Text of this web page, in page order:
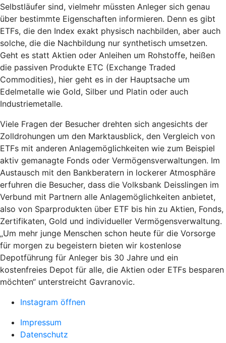
Selbstläufer sind, vielmehr müssten Anleger sich genau
über bestimmte Eigenschaften informieren. Denn es gibt
ETFs, die den Index exakt physisch nachbilden, aber auch
solche, die die Nachbildung nur synthetisch umsetzen.
Geht es statt Aktien oder Anleihen um Rohstoffe, heißen
die passiven Produkte ETC (Exchange Traded
Commodities), hier geht es in der Hauptsache um
Edelmetalle wie Gold, Silber und Platin oder auch
Industriemetalle.
Viele Fragen der Besucher drehten sich angesichts der
Zolldrohungen um den Marktausblick, den Vergleich von
ETFs mit anderen Anlagemöglichkeiten wie zum Beispiel
aktiv gemanagte Fonds oder Vermögensverwaltungen. Im
Austausch mit den Bankberatern in lockerer Atmosphäre
erfuhren die Besucher, dass die Volksbank Deisslingen im
Verbund mit Partnern alle Anlagemöglichkeiten anbietet,
also von Sparprodukten über ETF bis hin zu Aktien, Fonds,
Zertifikaten, Gold und individueller Vermögensverwaltung.
„Um mehr junge Menschen schon heute für die Vorsorge
für morgen zu begeistern bieten wir kostenlose
Depotführung für Anleger bis 30 Jahre und ein
kostenfreies Depot für alle, die Aktien oder ETFs besparen
möchten“ unterstreicht Gavranovic.
Instagram öffnen
Impressum
Datenschutz